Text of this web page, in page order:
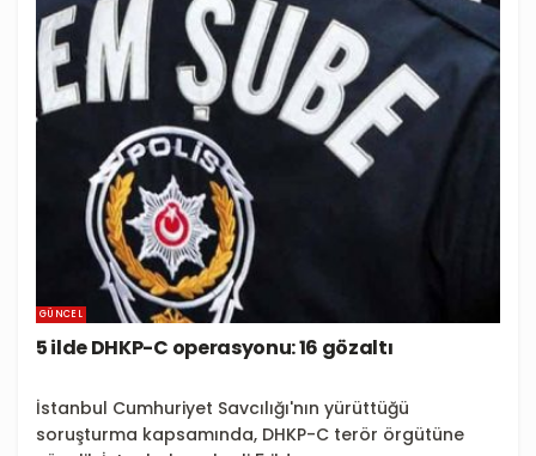
GÜNCEL
5 ilde DHKP-C operasyonu: 16 gözaltı
İstanbul Cumhuriyet Savcılığı'nın yürüttüğü
soruşturma kapsamında, DHKP-C terör örgütüne